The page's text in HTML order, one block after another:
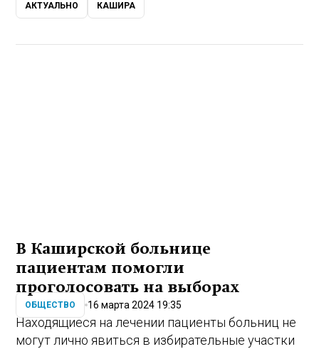
АКТУАЛЬНО КАШИРА
В Каширской больнице
пациентам помогли
проголосовать на выборах
ОБЩЕСТВО 16 марта 2024 19:35
Находящиеся на лечении пациенты больниц не
могут лично явиться в избирательные участки